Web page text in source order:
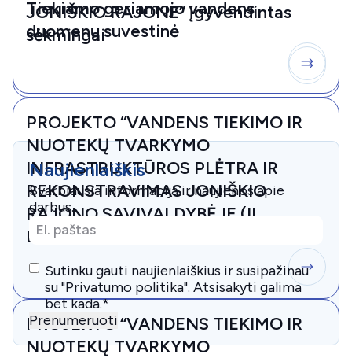
JONIŠKIO RAJONE” įgyvendintas
sėkmingai
PROJEKTO “VANDENS TIEKIMO IR
NUOTEKŲ TVARKYMO
INFRASTRUKTŪROS PLĖTRA IR
REKONSTRAVIMAS JONIŠKIO
RAJONO SAVIVALDYBĖJE (II
ETAPAS)” VIEŠINIMO STRAIPSNIS
PROJEKTO “VANDENS TIEKIMO IR
NUOTEKŲ TVARKYMO
Tiekiamo geriamojo vandens
duomenų suvestinė
Naujienlaiškis
Svarbiausia informacija ir naujienos apie
darbus.
El.
paštas*
Consent*
Sutinku gauti naujienlaiškius ir susipažinau
su "Privatumo politika". Atsisakyti galima
bet kada.*
Prenumeruoti